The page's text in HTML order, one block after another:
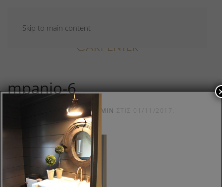
Skip to main content
mpanio-6
ΣΥΝΤΆΧΘΗΚΕ ΑΠΌCARPADMIN ΣΤΙΣ 01/11/2017.